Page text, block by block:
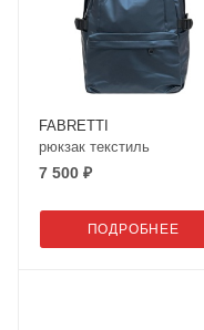
FABRETTI
рюкзак текстиль
7 500 ₽
ПОДРОБНЕЕ